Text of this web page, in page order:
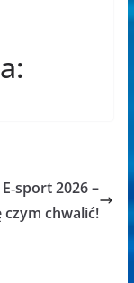
2026 –
czym chwalić!